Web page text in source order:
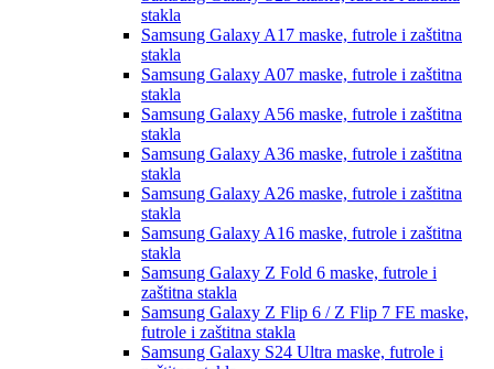
stakla
Samsung Galaxy A17 maske, futrole i zaštitna
stakla
Samsung Galaxy A07 maske, futrole i zaštitna
stakla
Samsung Galaxy A56 maske, futrole i zaštitna
stakla
Samsung Galaxy A36 maske, futrole i zaštitna
stakla
Samsung Galaxy A26 maske, futrole i zaštitna
stakla
Samsung Galaxy A16 maske, futrole i zaštitna
stakla
Samsung Galaxy Z Fold 6 maske, futrole i
zaštitna stakla
Samsung Galaxy Z Flip 6 / Z Flip 7 FE maske,
futrole i zaštitna stakla
Samsung Galaxy S24 Ultra maske, futrole i